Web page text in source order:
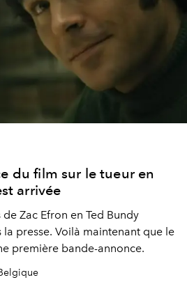
du film sur le tueur en
arrivée
Zac Efron en Ted Bundy
presse. Voilà maintenant que le
première bande-annonce.